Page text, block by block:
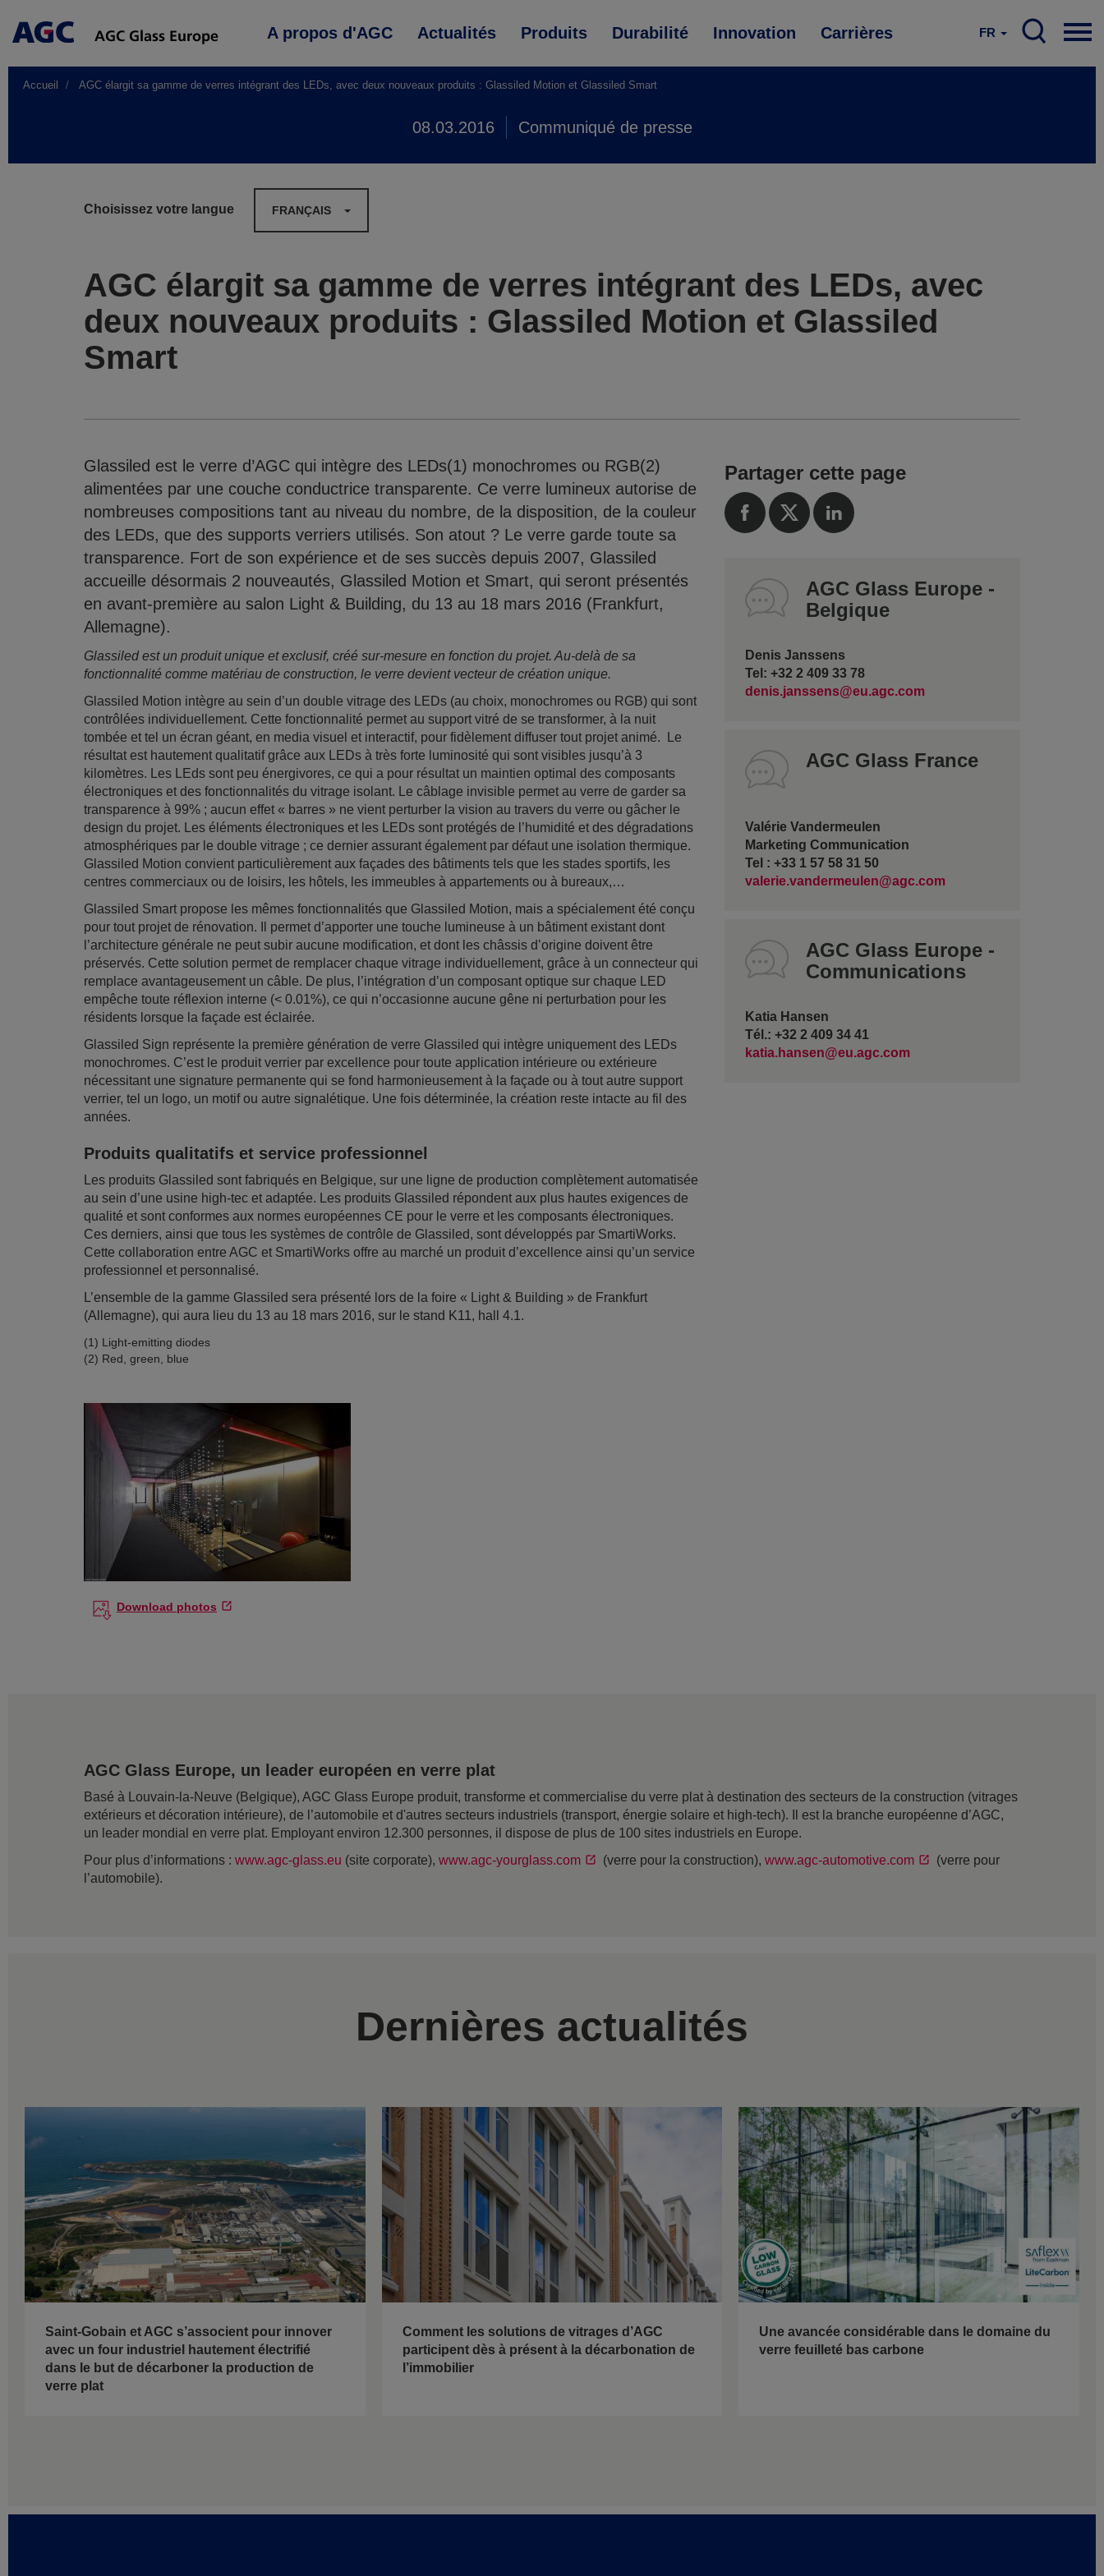
Main
A propos d'AGC Actualités Produits Durabilité Innovation Carrières FR
Accueil AGC élargit sa gamme de verres intégrant des LEDs, avec deux nouveaux produits : Glassiled Motion et Glassiled Smart
08.03.2016 Communiqué de presse
Choisissez votre langue FRANÇAIS
AGC élargit sa gamme de verres intégrant des LEDs, avec
deux nouveaux produits : Glassiled Motion et Glassiled
Smart
Glassiled est le verre d’AGC qui intègre des LEDs(1) monochromes ou RGB(2)
alimentées par une couche conductrice transparente. Ce verre lumineux autorise de
nombreuses compositions tant au niveau du nombre, de la disposition, de la couleur
des LEDs, que des supports verriers utilisés. Son atout ? Le verre garde toute sa
transparence. Fort de son expérience et de ses succès depuis 2007, Glassiled
accueille désormais 2 nouveautés, Glassiled Motion et Smart, qui seront présentés
en avant-première au salon Light & Building, du 13 au 18 mars 2016 (Frankfurt,
Allemagne).
Glassiled est un produit unique et exclusif, créé sur-mesure en fonction du projet. Au-delà de sa
fonctionnalité comme matériau de construction, le verre devient vecteur de création unique.
Glassiled Motion intègre au sein d’un double vitrage des LEDs (au choix, monochromes ou RGB) qui sont
contrôlées individuellement. Cette fonctionnalité permet au support vitré de se transformer, à la nuit
tombée et tel un écran géant, en media visuel et interactif, pour fidèlement diffuser tout projet animé. Le
résultat est hautement qualitatif grâce aux LEDs à très forte luminosité qui sont visibles jusqu’à 3
kilomètres. Les LEds sont peu énergivores, ce qui a pour résultat un maintien optimal des composants
électroniques et des fonctionnalités du vitrage isolant. Le câblage invisible permet au verre de garder sa
transparence à 99% ; aucun effet « barres » ne vient perturber la vision au travers du verre ou gâcher le
design du projet. Les éléments électroniques et les LEDs sont protégés de l’humidité et des dégradations
atmosphériques par le double vitrage ; ce dernier assurant également par défaut une isolation thermique.
Glassiled Motion convient particulièrement aux façades des bâtiments tels que les stades sportifs, les
centres commerciaux ou de loisirs, les hôtels, les immeubles à appartements ou à bureaux,…
Glassiled Smart propose les mêmes fonctionnalités que Glassiled Motion, mais a spécialement été conçu
pour tout projet de rénovation. Il permet d’apporter une touche lumineuse à un bâtiment existant dont
l’architecture générale ne peut subir aucune modification, et dont les châssis d’origine doivent être
préservés. Cette solution permet de remplacer chaque vitrage individuellement, grâce à un connecteur qui
remplace avantageusement un câble. De plus, l’intégration d’un composant optique sur chaque LED
empêche toute réflexion interne (< 0.01%), ce qui n’occasionne aucune gêne ni perturbation pour les
résidents lorsque la façade est éclairée.
Glassiled Sign représente la première génération de verre Glassiled qui intègre uniquement des LEDs
monochromes. C’est le produit verrier par excellence pour toute application intérieure ou extérieure
nécessitant une signature permanente qui se fond harmonieusement à la façade ou à tout autre support
verrier, tel un logo, un motif ou autre signalétique. Une fois déterminée, la création reste intacte au fil des
années.
Produits qualitatifs et service professionnel
Les produits Glassiled sont fabriqués en Belgique, sur une ligne de production complètement automatisée
au sein d’une usine high-tec et adaptée. Les produits Glassiled répondent aux plus hautes exigences de
qualité et sont conformes aux normes européennes CE pour le verre et les composants électroniques.
Ces derniers, ainsi que tous les systèmes de contrôle de Glassiled, sont développés par SmartiWorks.
Cette collaboration entre AGC et SmartiWorks offre au marché un produit d’excellence ainsi qu’un service
professionnel et personnalisé.
L’ensemble de la gamme Glassiled sera présenté lors de la foire « Light & Building » de Frankfurt
(Allemagne), qui aura lieu du 13 au 18 mars 2016, sur le stand K11, hall 4.1.
(1) Light-emitting diodes
(2) Red, green, blue
Download photos
Partager cette page
AGC Glass Europe -
Belgique
Denis Janssens
Tel: +32 2 409 33 78
denis.janssens@eu.agc.com
AGC Glass France
Valérie Vandermeulen
Marketing Communication
Tel : +33 1 57 58 31 50
valerie.vandermeulen@agc.com
AGC Glass Europe -
Communications
Katia Hansen
Tél.: +32 2 409 34 41
katia.hansen@eu.agc.com
AGC Glass Europe, un leader européen en verre plat
Basé à Louvain-la-Neuve (Belgique), AGC Glass Europe produit, transforme et commercialise du verre plat à destination des secteurs de la construction (vitrages
extérieurs et décoration intérieure), de l’automobile et d'autres secteurs industriels (transport, énergie solaire et high-tech). Il est la branche européenne d’AGC,
un leader mondial en verre plat. Employant environ 12.300 personnes, il dispose de plus de 100 sites industriels en Europe.
Pour plus d’informations : www.agc-glass.eu (site corporate), www.agc-yourglass.com (verre pour la construction), www.agc-automotive.com
(verre pour
l’automobile).
Dernières actualités
Saint-Gobain et AGC s’associent pour innover
avec un four industriel hautement électrifié
dans le but de décarboner la production de
verre plat
Comment les solutions de vitrages d’AGC
participent dès à présent à la décarbonation de
l’immobilier
Une avancée considérable dans le domaine du
verre feuilleté bas carbone